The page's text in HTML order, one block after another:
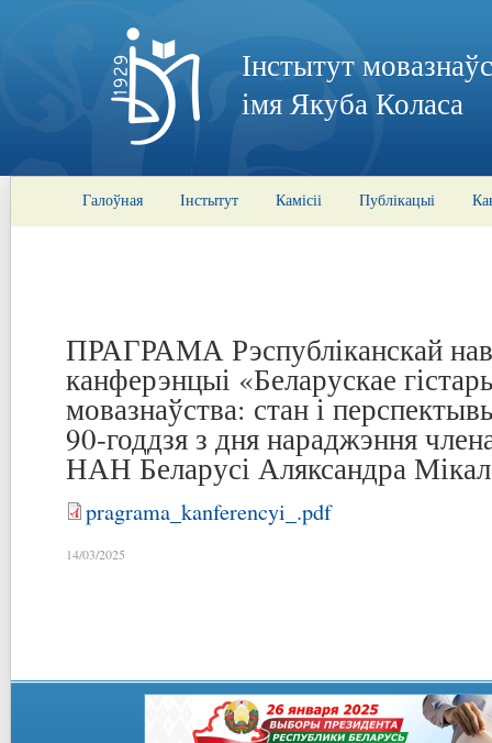
Інстытут
імя Якуба Коласа
Галоўная Інстытут Камісіі Публікацыі
ПРАГРАМА Рэспубліканскай
канферэнцыі «Беларускае
мовазнаўства: стан і
90-годдзя з дня нараджэння
НАН Беларусі Аляксандра
pragrama_kanferencyi_.pdf
14/03/2025